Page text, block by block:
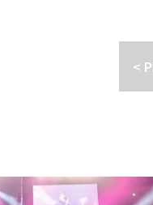
サート「HOMMEがFEMMEに会
更する場合がございます。あら
ペーン参加にあたっては、必ず
が不明・又は連絡不能などの場合
<